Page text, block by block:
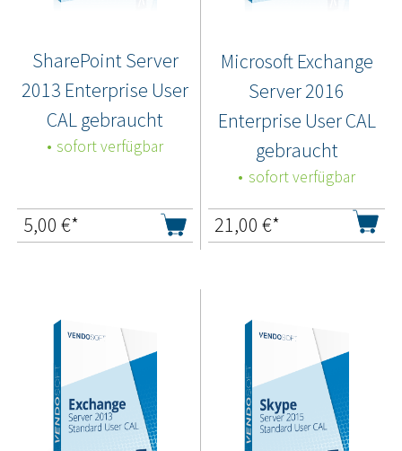
SharePoint Server
2013 Enterprise User
CAL gebraucht
sofort verfügbar
5,00 €*
Microsoft Exchange
Server 2016
Enterprise User CAL
gebraucht
sofort verfügbar
21,00 €*